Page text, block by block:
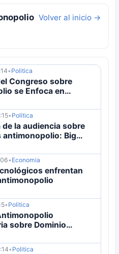
Volver al inicio →
• Politica
Congreso sobre
se Enfoca en
• Politica
la audiencia sobre
antimonopolio: Big
• Economia
enfrentan
• Politica
sobre Dominio
• Politica